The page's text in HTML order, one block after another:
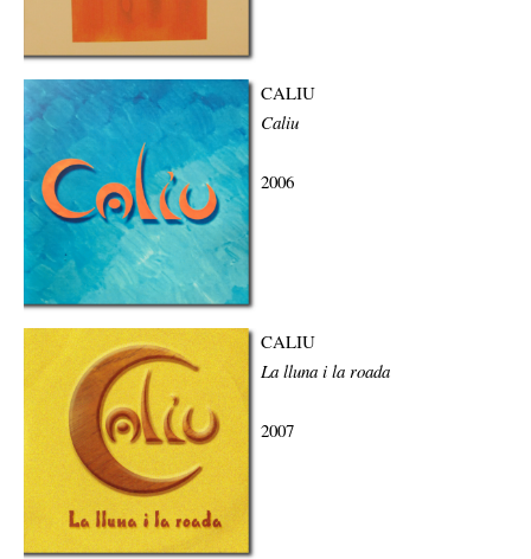
CALIU
Caliu
2006
CALIU
La lluna i la roada
2007